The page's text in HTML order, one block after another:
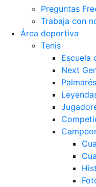
Preguntas
Trabaja con
Área deportiva
Tenis
Escuela
Next